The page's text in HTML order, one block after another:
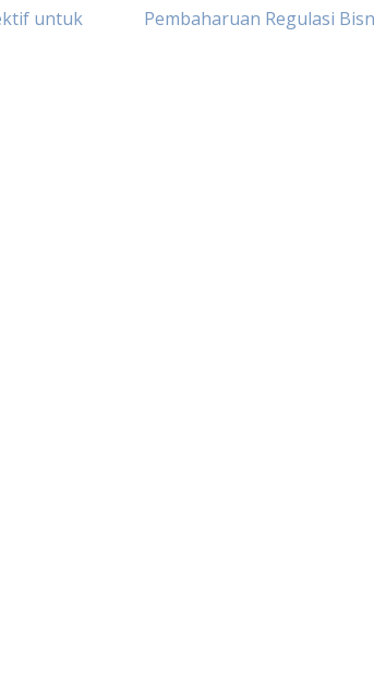
untuk
Pembaharuan Regulasi